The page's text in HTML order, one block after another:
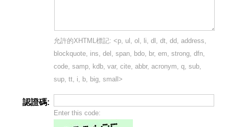
允許的XHTML標記: <p, ul, ol, li, dl, dt, dd, address,
blockquote, ins, del, span, bdo, br, em, strong, dfn,
code, samp, kdb, var, cite, abbr, acronym, q, sub,
sup, tt, i, b, big, small>
認證碼:
Enter this code: